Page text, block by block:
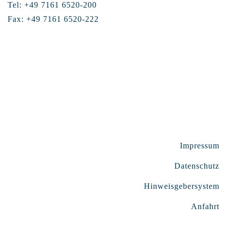
Tel: +49 7161 6520-200
Fax: +49 7161 6520-222
Impressum
Datenschutz
Hinweisgebersystem
Anfahrt